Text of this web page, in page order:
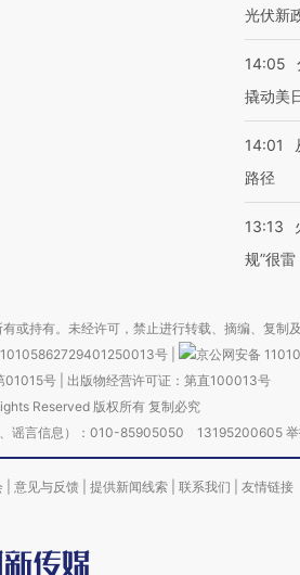
光伏新
14:05
撬动美
14:01
路径
13:13
规”很
或持有。未经许可，禁止进行转载、摘编、复制
号
京公网安备
01015号| 出版物经营许可证：第直100013号
Reserved 版权所有 复制必究
、谣言信息）：010-85905050 13195200605
意见与反馈 提供新闻线索 联系我们 友情链接